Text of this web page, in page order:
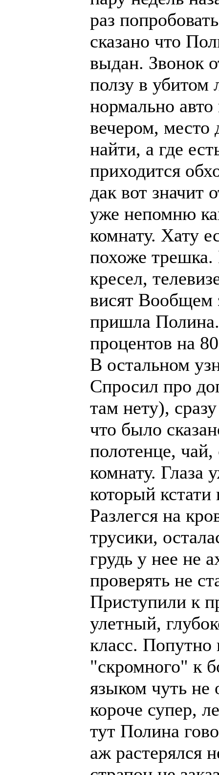
раз
сказано что
выдан. Звонок
ползу в убитом
нормально
вечером, место
найти, а где
приходится
дак вот значит
уже непомню
комнату. Хату
похоже трешка.
кресел,
висят Вообщем
пришла Полина.
процентов на
В остальном
Спросил про
там нету),
что было
полотенце,
комнату. Глаза
который кстати
Разлегся на
трусики,
грудь у нее не
проверять не
Приступили к
улетный,
класс. Попутно
"скромного" к
языком чуть не
короче супер,
тут Полина
аж растерялся